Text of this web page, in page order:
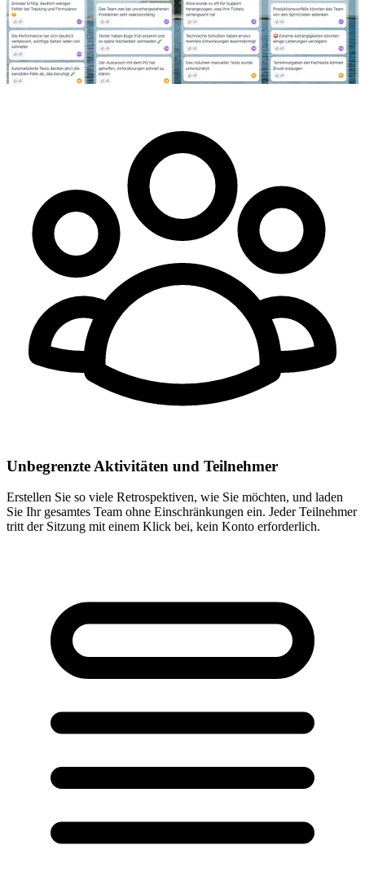
Unbegrenzte Aktivitäten und Teilnehmer
Erstellen Sie so viele Retrospektiven, wie Sie möchten, und laden
Sie Ihr gesamtes Team ohne Einschränkungen ein. Jeder Teilnehmer
tritt der Sitzung mit einem Klick bei, kein Konto erforderlich.